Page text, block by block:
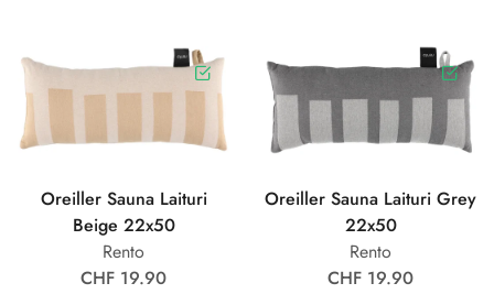
Oreiller Sauna Laituri
Beige 22x50
Rento
CHF 19.90
Oreiller Sauna Laituri Grey
22x50
Rento
CHF 19.90